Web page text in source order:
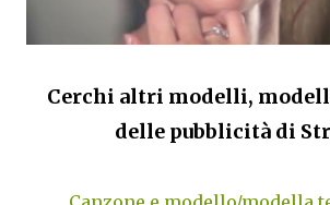
Cerchi altri modelli,
delle pubblicità di